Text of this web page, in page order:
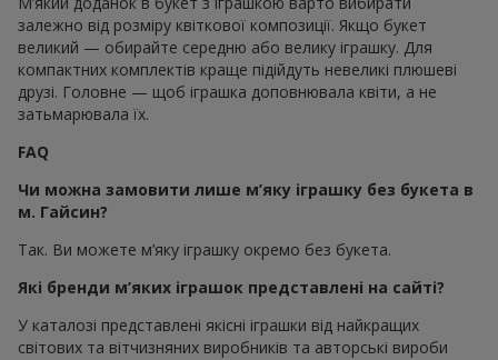
залежно від розміру квіткової композиції. Якщо букет
великий — обирайте середню або велику іграшку. Для
компактних комплектів краще підійдуть невеликі плюшеві
друзі. Головне — щоб іграшка доповнювала квіти, а не
затьмарювала їх.
FAQ
Чи можна замовити лише м’яку іграшку без букета в
м. Гайсин?
Так. Ви можете м’яку іграшку окремо без букета.
Які бренди м’яких іграшок представлені на сайті?
У каталозі представлені якісні іграшки від найкращих
світових та вітчизняних виробників та авторські вироби